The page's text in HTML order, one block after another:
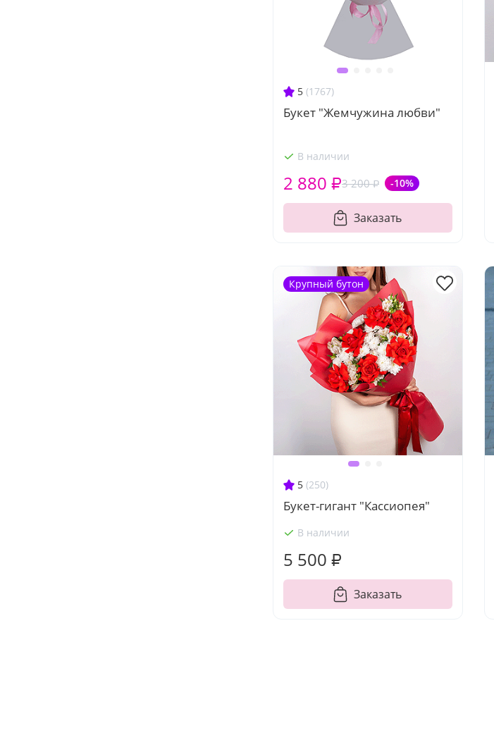
5 (1767)
Букет "Жемчужина любви"
В наличии
3 200 ₽ -10%
2 880 ₽
Заказать
5 (250)
Букет-гигант "Кассиопея"
В наличии
5 500 ₽
Заказать
Крупный бутон